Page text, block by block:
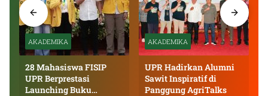
AKADEMIKA
28 Mahasiswa FISIP
UPR Berprestasi
Launching Buku
AKADEMIKA
UPR Hadirkan Alumni
Sawit Inspiratif di
Panggung AgriTalks